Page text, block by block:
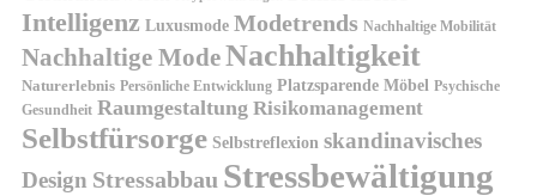
Intelligenz Luxusmode Modetrends Nachhaltige Mobilität
Nachhaltige ModeNachhaltigkeit
Naturerlebnis Persönliche Entwicklung Platzsparende Möbel Psychische
Gesundheit Raumgestaltung Risikomanagement
Selbstfürsorge Selbstreflexion skandinavisches
Design Stressabbau Stressbewältigung